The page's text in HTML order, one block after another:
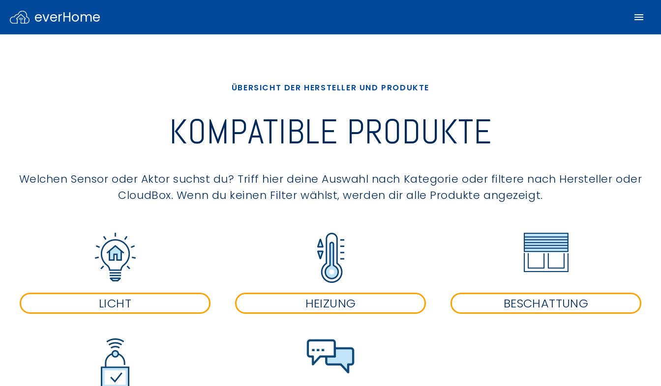
everHome
ÜBERSICHT DER HERSTELLER UND PRODUKTE
KOMPATIBLE PRODUKTE
Welchen Sensor oder Aktor suchst du? Triff hier deine Auswahl nach Kategorie oder filtere nach Hersteller oder
CloudBox. Wenn du keinen Filter wählst, werden dir alle Produkte angezeigt.
LICHT HEIZUNG BESCHATTUNG